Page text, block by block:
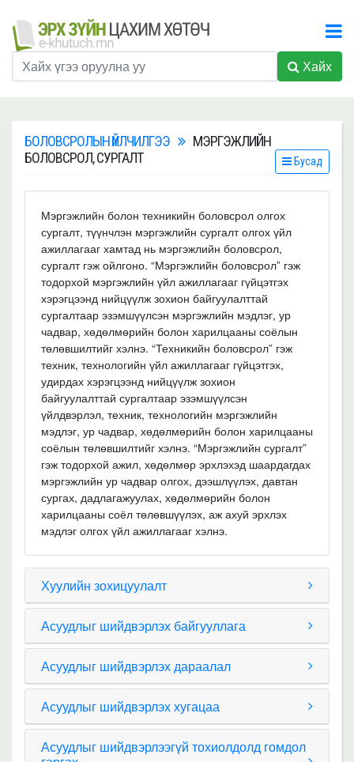
Хайх
БОЛОВСРОЛЫН ҮЙЛЧИЛГЭЭ
МЭРГЭЖЛИЙН
БОЛОВСРОЛ, СУРГАЛТ
Бусад
Мэргэжлийн болон техникийн боловсрол олгох
сургалт, түүнчлэн мэргэжлийн сургалт олгох үйл
ажиллагааг хамтад нь мэргэжлийн боловсрол,
сургалт гэж ойлгоно. “Мэргэжлийн боловсрол” гэж
тодорхой мэргэжлийн үйл ажиллагааг гүйцэтгэх
хэрэгцээнд нийцүүлж зохион байгуулалттай
сургалтаар эзэмшүүлсэн мэргэжлийн мэдлэг, ур
чадвар, хөдөлмөрийн болон харилцааны соёлын
төлөвшилтийг хэлнэ. “Техникийн боловсрол” гэж
техник, технологийн үйл ажиллагааг гүйцэтгэх,
удирдах хэрэгцээнд нийцүүлж зохион
байгуулалттай сургалтаар эзэмшүүлсэн
үйлдвэрлэл, техник, технологийн мэргэжлийн
мэдлэг, ур чадвар, хөдөлмөрийн болон харилцааны
соёлын төлөвшилтийг хэлнэ. “Мэргэжлийн сургалт”
гэж тодорхой ажил, хөдөлмөр эрхлэхэд шаардагдах
мэргэжлийн ур чадвар олгох, дээшлүүлэх, давтан
сургах, дадлагажуулах, хөдөлмөрийн болон
харилцааны соёл төлөвшүүлэх, аж ахуй эрхлэх
мэдлэг олгох үйл ажиллагааг хэлнэ.
Хуулийн зохицуулалт
Асуудлыг шийдвэрлэх байгууллага
Асуудлыг шийдвэрлэх дараалал
Асуудлыг шийдвэрлэх хугацаа
Асуудлыг шийдвэрлээгүй тохиолдолд гомдол